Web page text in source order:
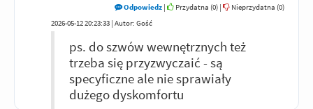
Odpowiedz | Przydatna (0) | Nieprzydatna (0)
2026-05-12 20:23:33 | Autor: Gość
ps. do szwów wewnętrznych też
trzeba się przyzwyczaić - są
specyficzne ale nie sprawiały
dużego dyskomfortu